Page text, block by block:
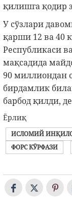
қилишга қодир
У сўзлари
қарши 12 ва 40
Республикаси
мақсадида
90 миллиондан
бирдамлик
барбод қилди,
Ёрлиқ
ИСЛОМИЙ
ФОРС КӮРФАЗИ